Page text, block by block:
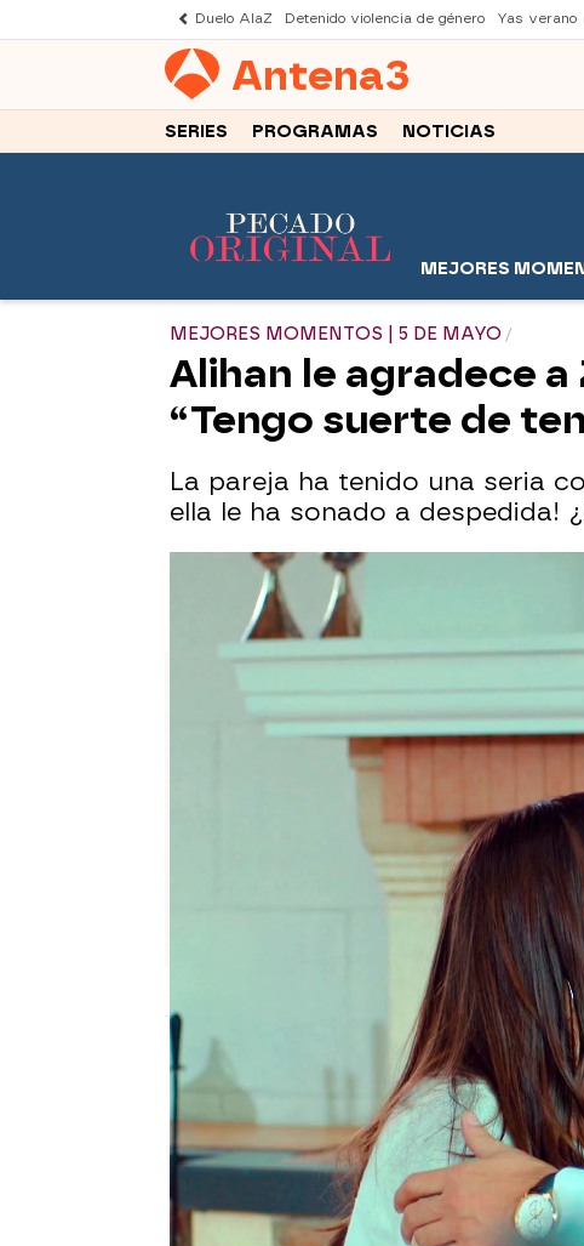
Duelo AlaZ Detenido violencia de género Yas verano
Antena3
SERIES PROGRAMAS NOTICIAS
MEJORES
MEJORES MOMENTOS | 5 DE MAYO
Alihan le agradece
“Tengo suerte de
La pareja ha tenido una seria
ella le ha sonado a despedida!
Alihan engaña a Zeynep para
Zeynep trata de calmar a
Ana Bermejo Lillo
05 de mayo de 2023, 17:59
Zeynep y Alihanestán
ha descubierto una dura
y ahora solo está centrado